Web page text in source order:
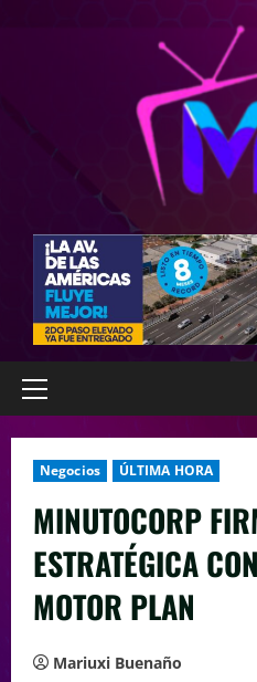
Negocios ÚLTIMA HORA
MINUTOCORP
ESTRATÉGICA
MOTOR PLAN
Mariuxi Buenaño